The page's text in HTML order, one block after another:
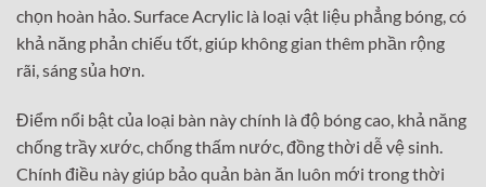
chọn hoàn hảo. Surface Acrylic là loại vật liệu phẳng bóng, có
khả năng phản chiếu tốt, giúp không gian thêm phần rộng
rãi, sáng sủa hơn.
Điểm nổi bật của loại bàn này chính là độ bóng cao, khả năng
chống trầy xước, chống thấm nước, đồng thời dễ vệ sinh.
Chính điều này giúp bảo quản bàn ăn luôn mới trong thời